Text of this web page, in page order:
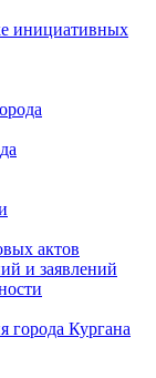
инициативных
актов
и заявлений
города Кургана